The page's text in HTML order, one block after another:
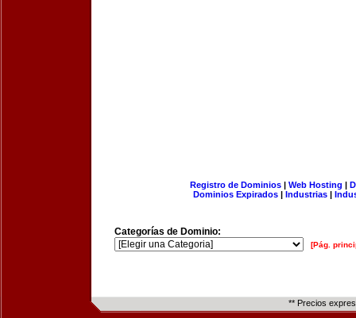
Registro de Dominios| Web Hosting |
Dominios Expirados | Industrias |
Categorías de Dominio:
[Pág.
** Precios